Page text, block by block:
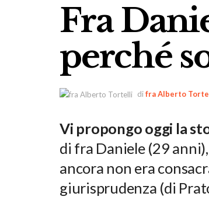
Fra
perché
difra Alberto
Vi propongo oggi la
di fra Daniele (29
ancora non era
giurisprudenza (di